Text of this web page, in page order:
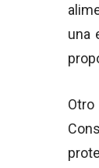
una